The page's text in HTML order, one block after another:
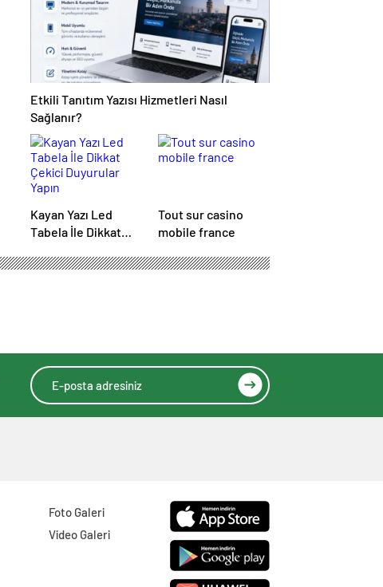
Etkili Tanıtım Yazısı Hizmetleri Nasıl
Sağlanır?
Kayan Yazı Led
Tabela İle Dikkat
Yapın
Tout sur casino
mobile france
Foto Galeri
Video Galeri